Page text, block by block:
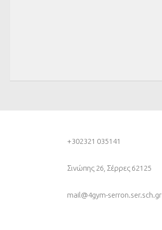
+302321 035141
Σινώπης 26, Σέρρες 62125
mail@4gym-serron.ser.sch.gr